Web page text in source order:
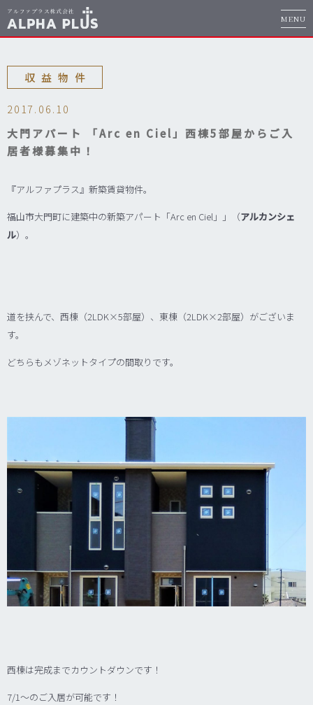
MENU
収益物件
2017.06.10
大門アパート 「Arc en Ciel」西棟5部屋からご入
居者様募集中！
『アルファプラス』新築賃貸物件。
福山市大門町に建築中の新築アパート「Arc en Ciel」」（アルカンシェ
ル）。
道を挟んで、西棟（2LDK×5部屋）、東棟（2LDK×2部屋）がございま
す。
どちらもメゾネットタイプの間取りです。
西棟は完成までカウントダウンです！
7/1～のご入居が可能です！